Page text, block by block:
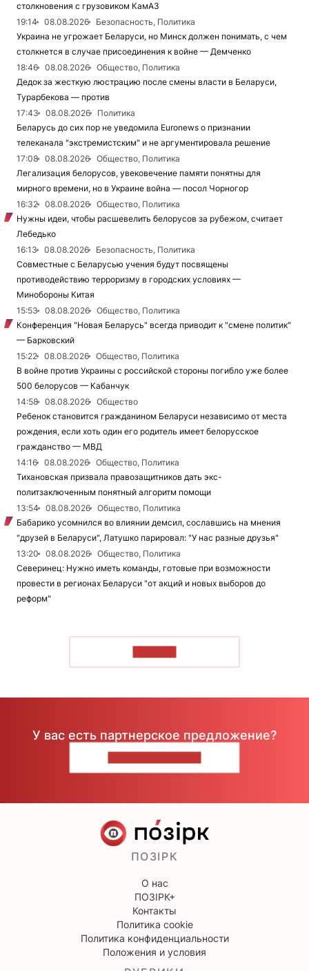
столкновения с грузовиком КамАЗ
19:14
08.08.2026
Безопасность, Политика
Украина не угрожает Беларуси, но Минск должен понимать, с чем
столкнется в случае присоединения к войне — Демченко
18:46
08.08.2026
Общество, Политика
Дедок за жесткую люстрацию после смены власти в Беларуси,
Турарбекова — против
17:43
08.08.2026
Политика
Беларусь до сих пор не уведомила Euronews о признании
телеканала "экстремистским" и не аргументировала решение
17:08
08.08.2026
Общество, Политика
Легализация белорусов, увековечение памяти понятны для
мирного времени, но в Украине война — посол Чорногор
16:32
08.08.2026
Общество, Политика
Нужны идеи, чтобы расшевелить белорусов за рубежом, считает
Лебедько
16:13
08.08.2026
Безопасность, Политика
Совместные с Беларусью учения будут посвящены
противодействию терроризму в городских условиях —
Минобороны Китая
15:53
08.08.2026
Общество, Политика
Конференция "Новая Беларусь" всегда приводит к "смене политик"
— Барковский
15:22
08.08.2026
Общество, Политика
В войне против Украины с российской стороны погибло уже более
500 белорусов — Кабанчук
14:58
08.08.2026
Общество
Ребенок становится гражданином Беларуси независимо от места
рождения, если хоть один его родитель имеет белорусское
гражданство — МВД
14:16
08.08.2026
Общество, Политика
Тихановская призвала правозащитников дать экс-
политзаключенным понятный алгоритм помощи
13:54
08.08.2026
Общество, Политика
Бабарико усомнился во влиянии демсил, сославшись на мнения
"друзей в Беларуси", Латушко парировал: "У нас разные друзья"
13:20
08.08.2026
Общество, Политика
Северинец: Нужно иметь команды, готовые при возможности
провести в регионах Беларуси "от акций и новых выборов до
реформ"
У вас есть партнерское предложение?
ПОЗІРК
О нас
ПОЗІРК+
Контакты
Политика cookie
Политика конфиденциальности
Положения и условия